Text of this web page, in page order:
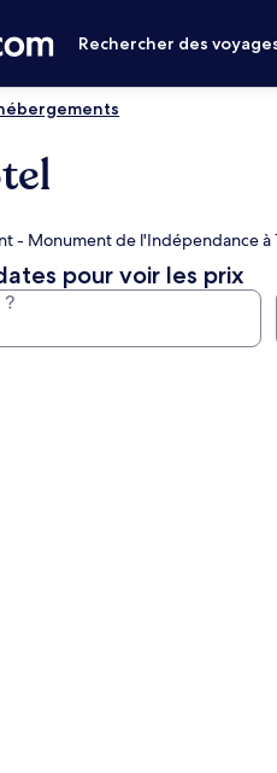
Rechercher des
- Monument de l'Indépendance à
pour voir les prix